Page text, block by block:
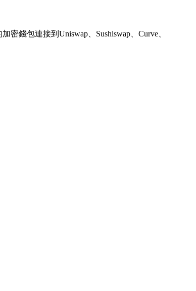
錢包連接到Uniswap、Sushiswap、Curve、